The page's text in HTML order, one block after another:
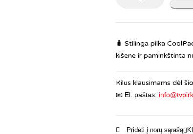
Bolt
🧳Stilinga pilka
kišene ir paminkštinta
Kilus klausimams dėl
📧 El. paštas: